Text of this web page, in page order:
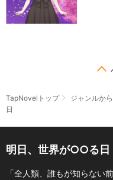
TapNovelトップ ジャンルか
日
明日、世界が○○る日
「全人類、誰もが知らな